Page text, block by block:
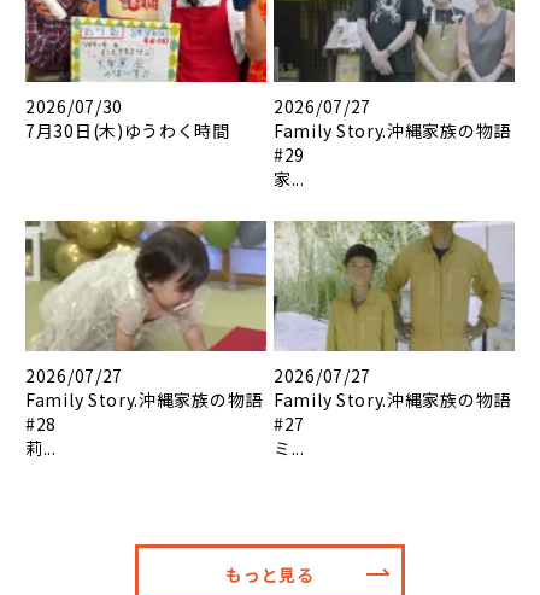
2026/07/30
7月30日(木)ゆうわく時間
2026/07/27
Family Story.沖縄家族の物語
#29
家...
2026/07/27
Family Story.沖縄家族の物語
#28
莉...
2026/07/27
Family Story.沖縄家族の物語
#27
ミ...
もっと見る